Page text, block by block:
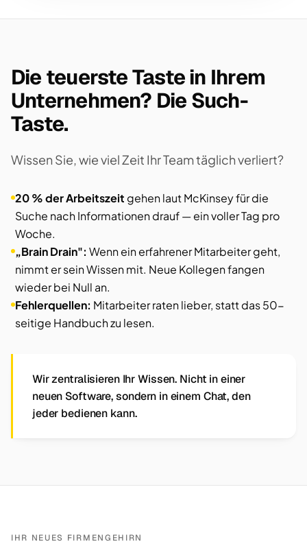
Die teuerste Taste in Ihrem
Unternehmen? Die Such-
Taste.
Wissen Sie, wie viel Zeit Ihr Team täglich verliert?
20 % der Arbeitszeitgehen laut McKinsey für die
Suche nach Informationen drauf — ein voller Tag pro
Woche.
„Brain Drain": Wenn ein erfahrener Mitarbeiter geht,
nimmt er sein Wissen mit. Neue Kollegen fangen
wieder bei Null an.
Fehlerquellen: Mitarbeiter raten lieber, statt das 50-
seitige Handbuch zu lesen.
Wir zentralisieren Ihr Wissen. Nicht in einer
neuen Software, sondern in einem Chat, den
jeder bedienen kann.
IHR NEUES FIRMENGEHIRN